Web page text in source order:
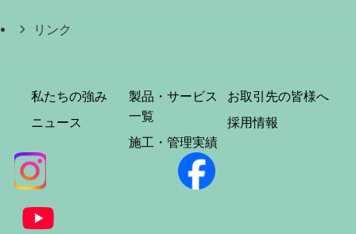
リンク
私たちの強み
ニュース
製品・サービス
一覧
施工・管理実績
お取引先の皆様へ
採用情報